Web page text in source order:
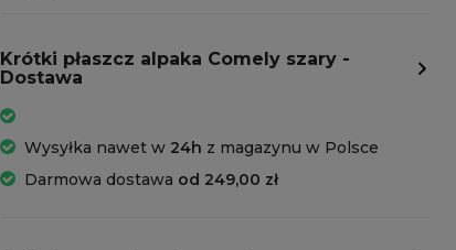
Krótki płaszcz alpaka Comely szary -
Dostawa
Wysyłka nawet w 24h z magazynu w Polsce
Darmowa dostawa od 249,00 zł